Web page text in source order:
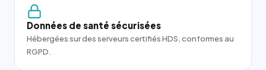
Données de santé sécurisées
Hébergées sur des serveurs certifiés HDS, conformes au
RGPD.